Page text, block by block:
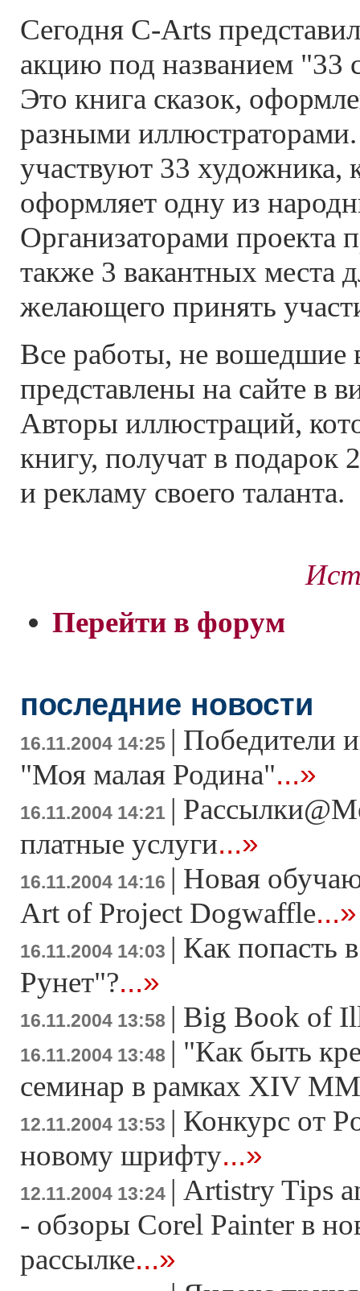
Сегодня C-Arts
акцию под названием "33
Это книга сказок,
разными
участвуют 33 художника,
оформляет одну из
Организаторами проекта
также 3 вакантных места
желающего принять
Все работы, не вошедшие
представлены на сайте в
Авторы иллюстраций,
книгу, получат в подарок
и рекламу своего таланта.
Перейти в форум
последние новости
16.11.2004 14:25 | Победители
"Моя малая Родина"...»
16.11.2004 14:21 |
платные услуги...»
16.11.2004 14:16 | Новая
Art of Project Dogwaffle...»
16.11.2004 14:03 | Как попасть
Рунет"?...»
16.11.2004 13:58 | Big Book of
16.11.2004 13:48 | "Как быть
семинар в рамках XIV
12.11.2004 13:53 | Конкурс от
новому шрифту...»
12.11.2004 13:24 | Artistry Tips
- обзоры Corel Painter в
рассылке...»